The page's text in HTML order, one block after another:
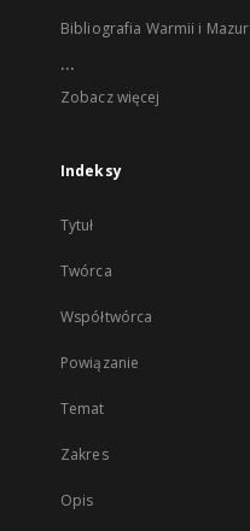
Bibliografia Warmii i Mazur
...
Zobacz więcej
Indeksy
Tytuł
Twórca
Współtwórca
Powiązanie
Temat
Zakres
Opis